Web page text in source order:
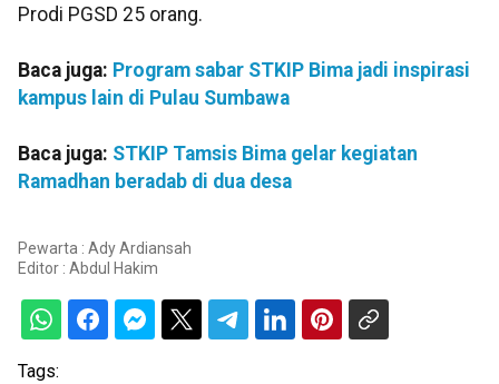
Prodi PGSD 25 orang.
Baca juga: Program sabar STKIP Bima jadi inspirasi
kampus lain di Pulau Sumbawa
Baca juga: STKIP Tamsis Bima gelar kegiatan
Ramadhan beradab di dua desa
Pewarta : Ady Ardiansah
Editor : Abdul Hakim
Tags: